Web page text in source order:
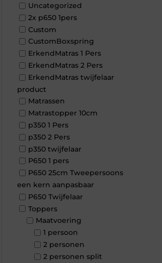
Uncategorized
2x p650 1pers
Custom
CustomBoxspring
ErkendMatras 1 Pers
ErkendMatras 2 Pers
ErkendMatras twijfelaar
product
Matrassen
Matrastopper 10cm
p350 1 Pers
p350 2 Pers
p350 twijfelaar
P650 1 pers
P650 25cm Tweepersoons
een kern aanpasbaar
P650 Twijfelaar
Toppers
Maatvoering
1 persoon
2 personen
2 personen split